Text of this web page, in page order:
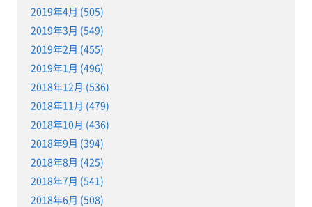
2019年4月 (505)
2019年3月 (549)
2019年2月 (455)
2019年1月 (496)
2018年12月 (536)
2018年11月 (479)
2018年10月 (436)
2018年9月 (394)
2018年8月 (425)
2018年7月 (541)
2018年6月 (508)